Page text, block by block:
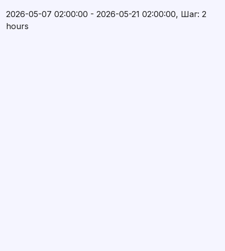
2026-05-07 02:00:00 - 2026-05-21 02:00:00, Шаг: 2
hours